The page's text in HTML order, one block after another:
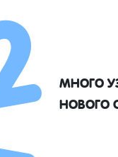
МНОГО
НОВОГО